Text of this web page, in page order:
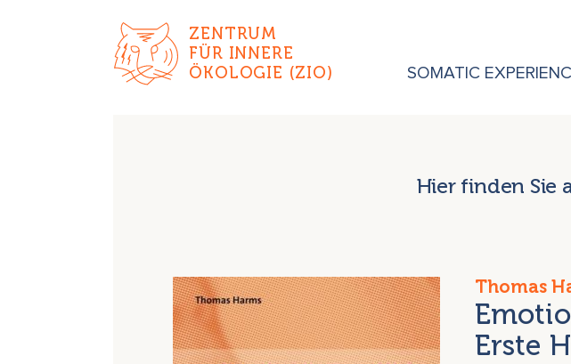
ZENTRUM
FÜR INNERE
ÖKOLOGIE (ZIO)
SOMATIC
Hier finden Sie
Thomas
Erste